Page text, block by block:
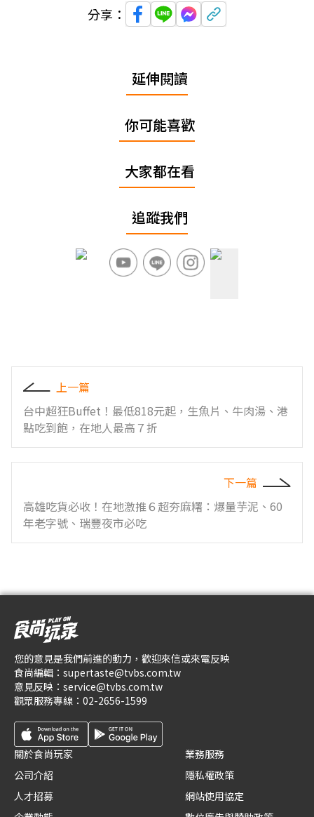
分享：
延伸閱讀
你可能喜歡
大家都在看
追蹤我們
上一篇
台中超狂Buffet！最低818元起，生魚片、牛肉湯、港
點吃到飽，在地人最高７折
下一篇
高雄吃貨必收！在地激推６超夯麻糬：爆量芋泥、60
年老字號、瑞豐夜市必吃
您的意見是我們前進的動力，歡迎來信或來電反映
食尚編輯： supertaste@tvbs.com.tw
意見反映： service@tvbs.com.tw
觀眾服務專線： 02-2656-1599
關於食尚玩家
公司介紹
人才招募
業務服務
隱私權政策
網站使用協定